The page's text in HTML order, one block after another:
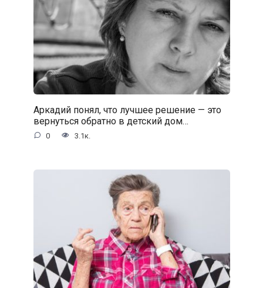
Аркадий понял, что лучшее решение — это
вернуться обратно в детский дом…
0 3.1к.